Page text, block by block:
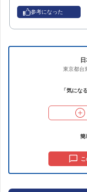
参考になった
東京都台
「気にな
簡